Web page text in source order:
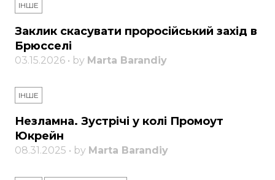
ІНШЕ
Заклик скасувати проросійський захід в
Брюсселі
03.15.2026 • by Marta Barandiy
ІНШЕ
Незламна. Зустрічі у колі Промоут
Юкрейн
08.31.2025 • by Marta Barandiy